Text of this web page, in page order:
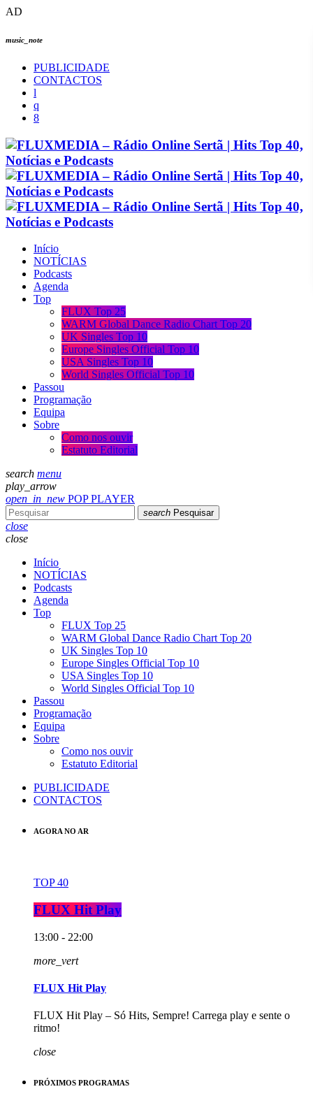
AD
music_note
PUBLICIDADE
CONTACTOS
Início
NOTÍCIAS
Podcasts
Agenda
Top
FLUX Top 25
WARM Global Dance Radio Chart Top 20
UK Singles Top 10
Europe Singles Official Top 10
USA Singles Top 10
World Singles Official Top 10
Passou
Programação
Equipa
Sobre
Como nos ouvir
Estatuto Editorial
search menu
play_arrow
open_in_new POP PLAYER
search Pesquisar
close
close
Início
NOTÍCIAS
Podcasts
Agenda
Top
FLUX Top 25
WARM Global Dance Radio Chart Top 20
UK Singles Top 10
Europe Singles Official Top 10
USA Singles Top 10
World Singles Official Top 10
Passou
Programação
Equipa
Sobre
Como nos ouvir
Estatuto Editorial
PUBLICIDADE
CONTACTOS
AGORA NO AR
TOP 40
FLUX Hit Play
13:00 - 22:00
more_vert
FLUX Hit Play
FLUX Hit Play – Só Hits, Sempre! Carrega play e sente o
ritmo!
close
PRÓXIMOS PROGRAMAS